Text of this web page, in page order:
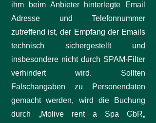
ihm beim Anbieter hinterlegte Email
Adresse und Telefonnummer
zutreffend ist, der Empfang der Emails
technisch sichergestellt und
insbesondere nicht durch SPAM-Filter
verhindert wird. Sollten
Falschangaben zu Personendaten
gemacht werden, wird die Buchung
durch „Molive rent a Spa GbR„